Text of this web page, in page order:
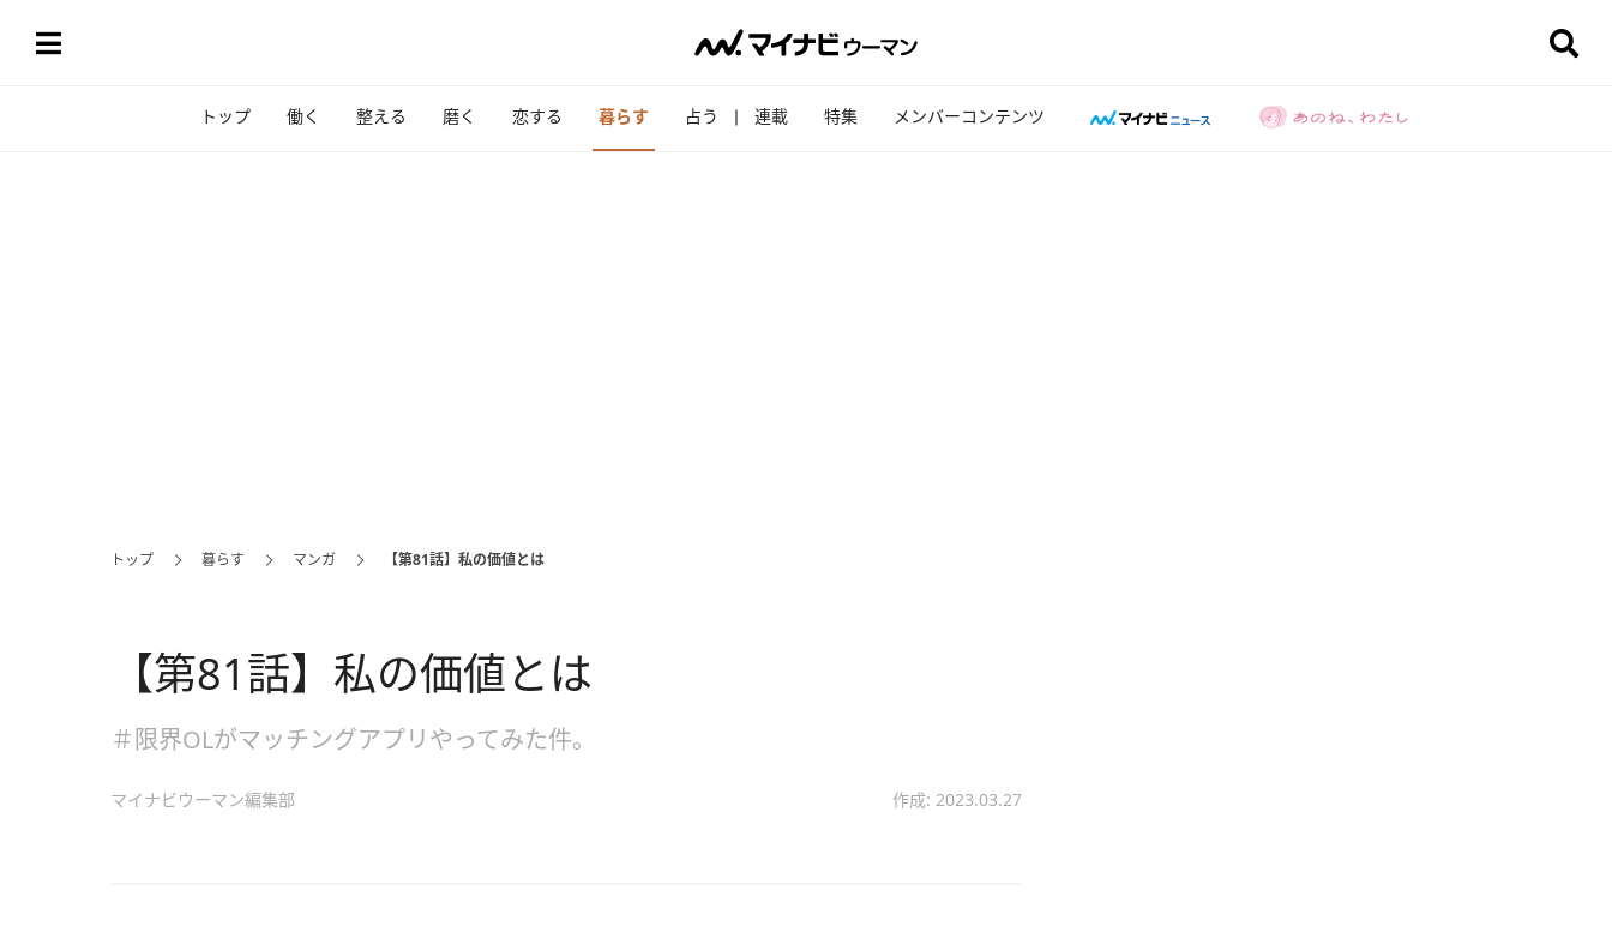
トップ 働く 整える 磨く 恋する 暮らす 占う 連載 特集 メンバーコンテンツ
トップ 暮らす マンガ 【第81話】私の価値とは
【第81話】私の価値とは
＃限界OLがマッチングアプリやってみた件。
マイナビウーマン編集部 作成: 2023.03.27